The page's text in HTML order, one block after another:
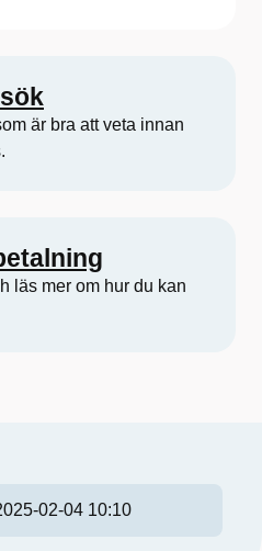
är bra att veta innan
läs mer om hur du kan
02-04 10:10